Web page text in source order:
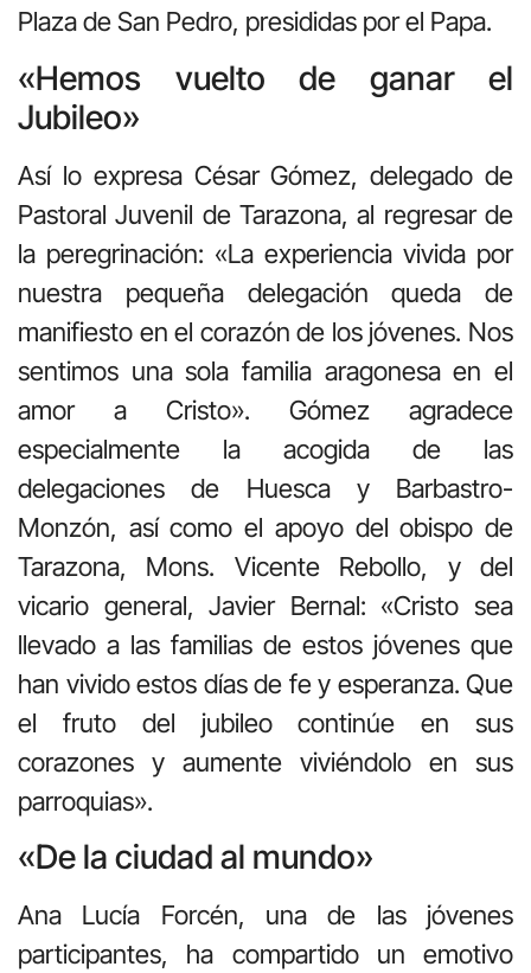
Plaza de San Pedro, presididas por el Papa.
«Hemos vuelto de ganar el
Jubileo»
Así lo expresa César Gómez, delegado de
Pastoral Juvenil de Tarazona, al regresar de
la peregrinación: «La experiencia vivida por
nuestra pequeña delegación queda de
manifiesto en el corazón de los jóvenes. Nos
sentimos una sola familia aragonesa en el
amor a Cristo». Gómez agradece
especialmente la acogida de las
delegaciones de Huesca y Barbastro-
Monzón, así como el apoyo del obispo de
Tarazona, Mons. Vicente Rebollo, y del
vicario general, Javier Bernal: «Cristo sea
llevado a las familias de estos jóvenes que
han vivido estos días de fe y esperanza. Que
el fruto del jubileo continúe en sus
corazones y aumente viviéndolo en sus
parroquias».
«De la ciudad al mundo»
Ana Lucía Forcén, una de las jóvenes
participantes, ha compartido un emotivo